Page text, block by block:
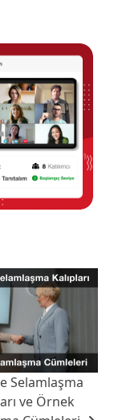
Selamlaşma
ve Örnek